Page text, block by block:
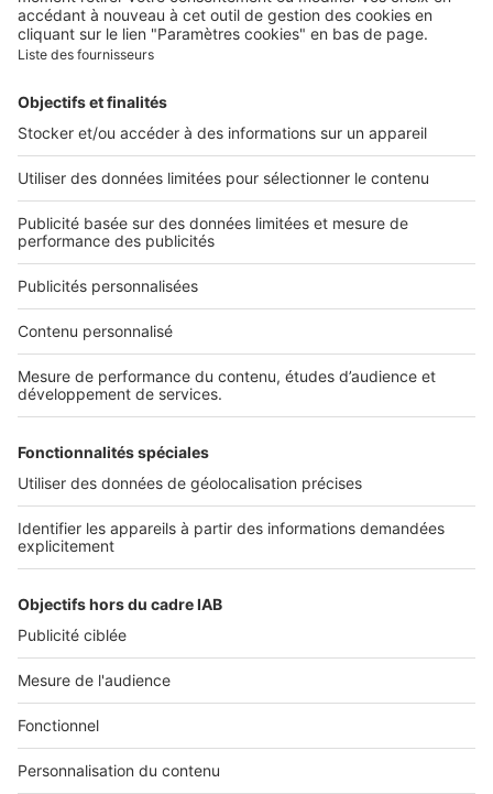
Nous rejoindre
Presse
Nos applications
Découvrez nos applications
Services pro
Accès client
Informations légales
Politique Générale de Protection des Données
Charte éditeur
Paramétrer mes cookies